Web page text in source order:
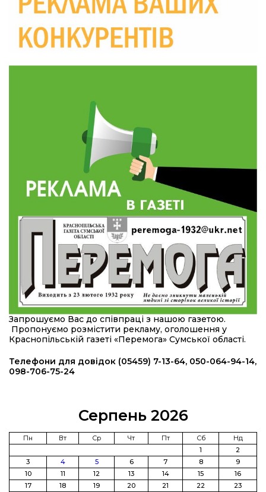
Краснопільської селищної ради
10:36
28 лип
Валентина Масалітіна: «Нас тримає віра в
Перемогу і повернення додому»
Обмежено придатний, але безмежно
вмотивований: Як колишній лісівник став асом
артилерії
490 пацієнтів та 15 відвіданих сіл: МБФ
«Альянс громадського здоров’я» підбив
підсумки роботи мобільних клінік у Сумській
області
12:24
23 лип
Покинув безпечне життя за кордоном, щоб
захистити рідну землю: пам’яті Сергія
Балабаєнка (ВІДЕО)
23 лип
Командир гармати Руслан Козирін: «Змінити
підрозділ чи бригаду – навіть думки не було»
20:36
22 лип
Нова кав’ярня в Сумах: як родина військового
з Краснопілля відкрила «Лев каву» за грантові
кошти (ВІДЕО)
14:37
21 лип
Захищав кордон до останнього подиху:
пам’яті полеглого прикордонника Олександра
Від штанги до «крил»: як спорт і характер
колишнього паверліфтера гартують перемогу
на Донеччині
11:19
21 лип
На щиті повертається додому:
Краснопільська громада втратила 27-річного
Захисника Сергія Балабаєнка
Запрошуємо Вас до співпраці з нашою газетою.
Пропонуємо розмістити рекламу, оголошення у
Краснопільській газеті «Перемога» Сумської області.
Телефони для довідок (05459) 7-13-64, 050-064-94-14,
098-706-75-24
Серпень 2026
Пн Вт Ср Чт Пт Сб
Нд
1
2
3
4 5 6 7 8
9
10
11 12 13 14 15
16
17
18 19 20 21 22
23